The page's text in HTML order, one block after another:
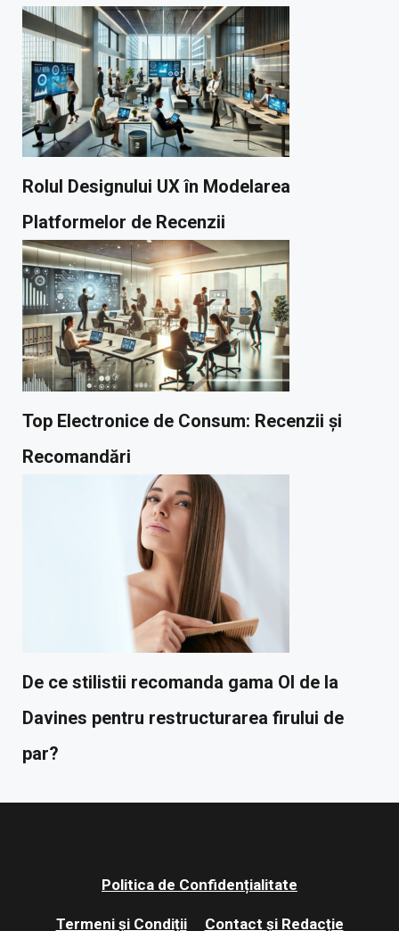
Rolul Designului UX în Modelarea
Platformelor de Recenzii
Top Electronice de Consum: Recenzii și
Recomandări
De ce stilistii recomanda gama OI de la
Davines pentru restructurarea firului de
par?
Politica de Confidențialitate
Termeni și Condiții Contact și Redacție